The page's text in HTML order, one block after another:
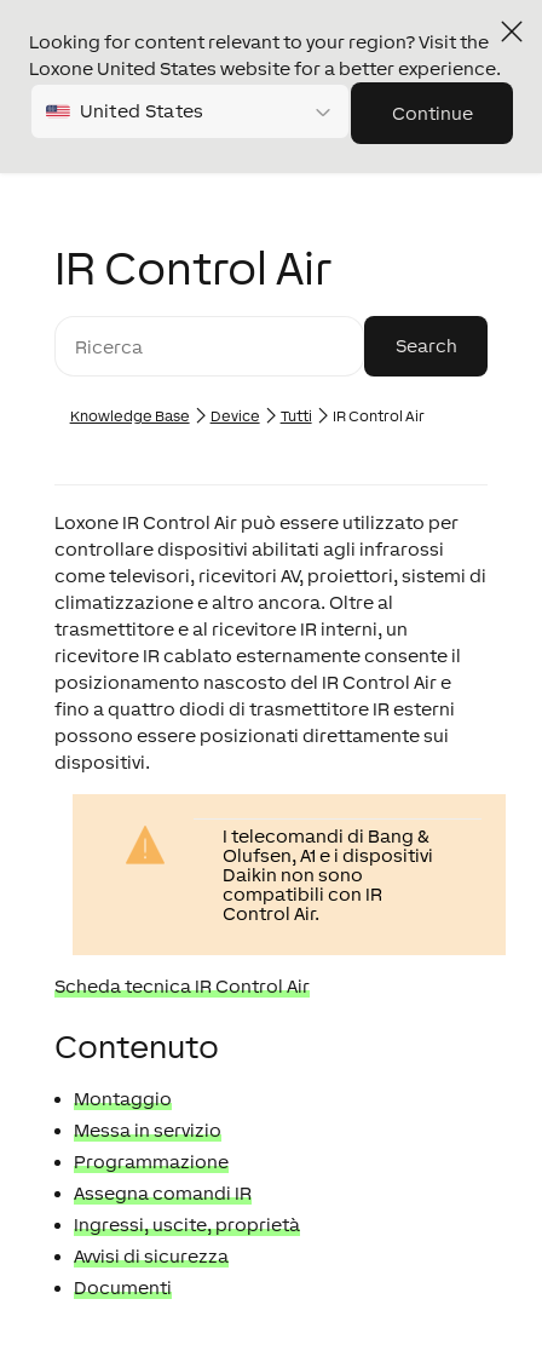
Looking for content relevant to your region? Visit the
Loxone United States website for a better experience.
United States Continue
IR Control Air
Knowledge Base Device Tutti IR Control Air
Loxone IR Control Air può essere utilizzato per
controllare dispositivi abilitati agli infrarossi
come televisori, ricevitori AV, proiettori, sistemi di
climatizzazione e altro ancora. Oltre al
trasmettitore e al ricevitore IR interni, un
ricevitore IR cablato esternamente consente il
posizionamento nascosto del IR Control Air e
fino a quattro diodi di trasmettitore IR esterni
possono essere posizionati direttamente sui
dispositivi.
I telecomandi di Bang &
Olufsen, A1 e i dispositivi
Daikin non sono
compatibili con IR
Control Air.
Scheda tecnica IR Control Air
Contenuto
Montaggio
Messa in servizio
Programmazione
Assegna comandi IR
Ingressi, uscite, proprietà
Avvisi di sicurezza
Documenti